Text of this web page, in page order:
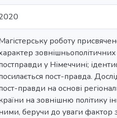
роботу
у Німеччині;
пост-правда.
правди на основі
на зовнішню політику
беручи до уваги фактор